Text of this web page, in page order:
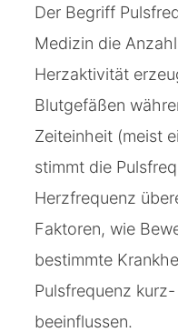
Der Begriff
Medizin die
Herzaktivität
Blutgefäßen
Zeiteinheit (meist
stimmt die
Herzfrequenz
Faktoren, wie
bestimmte
Pulsfrequenz
beeinflussen.